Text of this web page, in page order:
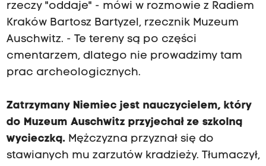
rzeczy "oddaje" - mówi w rozmowie z Radiem
Kraków Bartosz Bartyzel, rzecznik Muzeum
Auschwitz. - Te tereny są po części
cmentarzem, dlatego nie prowadzimy tam
prac archeologicznych.
Zatrzymany Niemiec jest nauczycielem, który
do Muzeum Auschwitz przyjechał ze szkolną
wycieczką.Mężczyzna przyznał się do
stawianych mu zarzutów kradzieży. Tłumaczył,